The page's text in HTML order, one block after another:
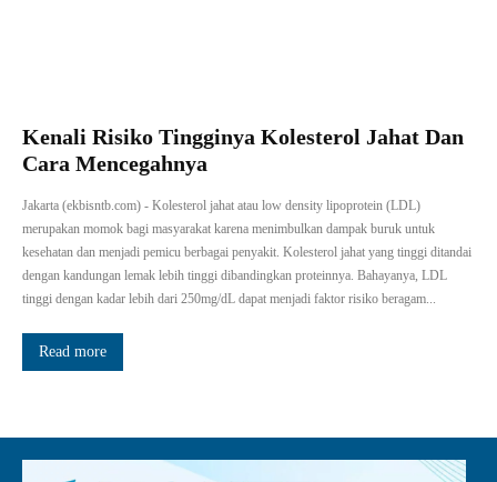
Kenali Risiko Tingginya Kolesterol Jahat Dan
Cara Mencegahnya
Jakarta (ekbisntb.com) - Kolesterol jahat atau low density lipoprotein (LDL)
merupakan momok bagi masyarakat karena menimbulkan dampak buruk untuk
kesehatan dan menjadi pemicu berbagai penyakit. Kolesterol jahat yang tinggi ditandai
dengan kandungan lemak lebih tinggi dibandingkan proteinnya. Bahayanya, LDL
tinggi dengan kadar lebih dari 250mg/dL dapat menjadi faktor risiko beragam...
Read more